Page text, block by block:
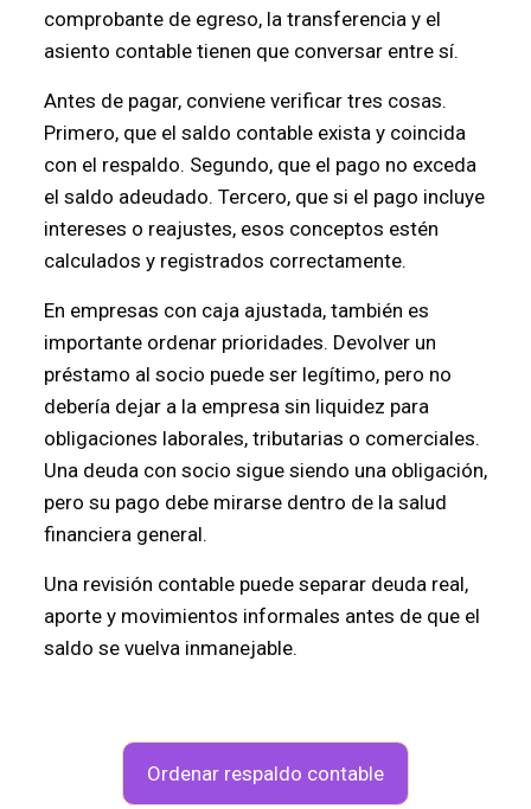
comprobante de egreso, la transferencia y el
asiento contable tienen que conversar entre sí.
Antes de pagar, conviene verificar tres cosas.
Primero, que el saldo contable exista y coincida
con el respaldo. Segundo, que el pago no exceda
el saldo adeudado. Tercero, que si el pago incluye
intereses o reajustes, esos conceptos estén
calculados y registrados correctamente.
En empresas con caja ajustada, también es
importante ordenar prioridades. Devolver un
préstamo al socio puede ser legítimo, pero no
debería dejar a la empresa sin liquidez para
obligaciones laborales, tributarias o comerciales.
Una deuda con socio sigue siendo una obligación,
pero su pago debe mirarse dentro de la salud
financiera general.
Una revisión contable puede separar deuda real,
aporte y movimientos informales antes de que el
saldo se vuelva inmanejable.
Ordenar respaldo contable